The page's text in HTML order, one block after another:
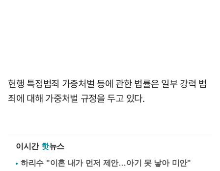
현행 특정범죄 가중처벌 등에 관한 법률은 일부 강력 범
죄에 대해 가중처벌 규정을 두고 있다.
이시간 핫뉴스
하리수 "이혼 내가 먼저 제안…아기 못 낳아 미안"